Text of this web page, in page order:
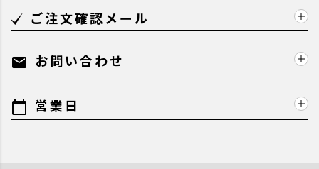
ご注文確認メール
mail お問い合わせ
calendar_today 営業日